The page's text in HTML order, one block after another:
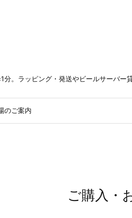
。ラッピング・発送やビールサーバー
のご案内
ご購入・